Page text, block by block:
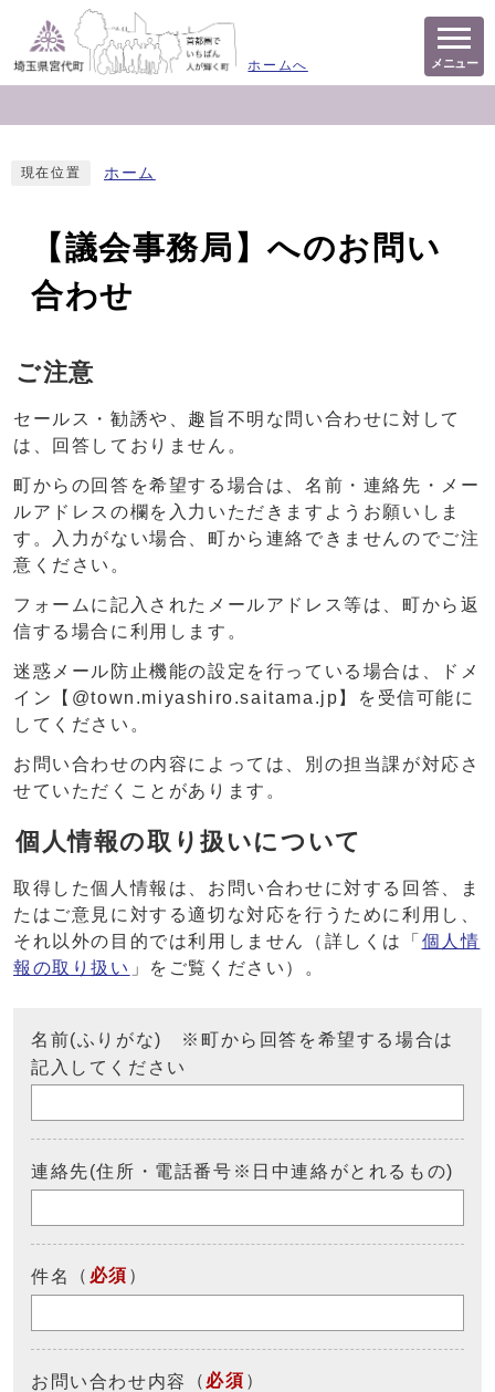
ホームへ メニュー
現在位置 ホーム
【議会事務局】へのお問い
合わせ
ご注意
セールス・勧誘や、趣旨不明な問い合わせに対して
は、回答しておりません。
町からの回答を希望する場合は、名前・連絡先・メー
ルアドレスの欄を入力いただきますようお願いしま
す。入力がない場合、町から連絡できませんのでご注
意ください。
フォームに記入されたメールアドレス等は、町から返
信する場合に利用します。
迷惑メール防止機能の設定を行っている場合は、ドメ
イン【@town.miyashiro.saitama.jp】を受信可能に
してください。
お問い合わせの内容によっては、別の担当課が対応さ
せていただくことがあります。
個人情報の取り扱いについて
取得した個人情報は、お問い合わせに対する回答、ま
たはご意見に対する適切な対応を行うために利用し、
それ以外の目的では利用しません（詳しくは「 個人情
報の取り扱い 」をご覧ください）。
名前(ふりがな) ※町から回答を希望する場合は
記入してください
連絡先(住所・電話番号※日中連絡がとれるもの)
件名 （ 必須 ）
お問い合わせ内容 （ 必須 ）